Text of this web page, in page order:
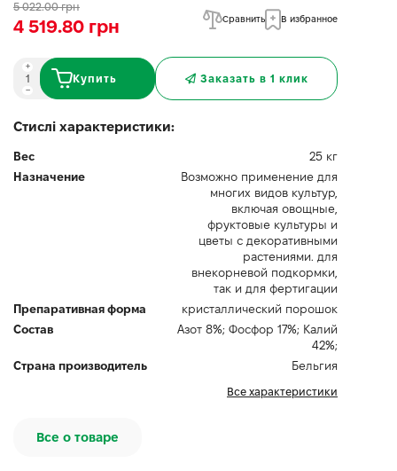
5 022.00 грн
4 519.80 грн Сравнить В избранное
Купить Заказать в 1 клик
Стислі характеристики:
Вес
25 кг
Назначение
Возможно применение для
многих видов культур,
включая овощные,
фруктовые культуры и
цветы с декоративными
растениями. для
внекорневой подкормки,
так и для фертигации
Препаративная форма
кристаллический порошок
Состав
Азот 8%; Фосфор 17%; Калий
42%;
Страна производитель
Бельгия
Все характеристики
Все о товаре